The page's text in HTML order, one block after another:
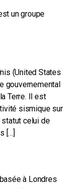
un groupe
(United States
gouvernemental
Terre. Il est
sismique sur
statut celui de
[…]
à Londres